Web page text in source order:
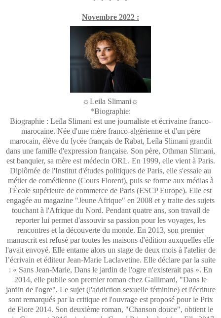
Novembre 2022 :
☼Leila Slimani☼
*Biographie:
Biographie : Leïla Slimani est une journaliste et écrivaine franco-
marocaine. Née d'une mère franco-algérienne et d'un père
marocain, élève du lycée français de Rabat, Leïla Slimani grandit
dans une famille d'expression française. Son père, Othman Slimani,
est banquier, sa mère est médecin ORL. En 1999, elle vient à Paris.
Diplômée de l'Institut d'études politiques de Paris, elle s'essaie au
métier de comédienne (Cours Florent), puis se forme aux médias à
l'École supérieure de commerce de Paris (ESCP Europe). Elle est
engagée au magazine "Jeune Afrique" en 2008 et y traite des sujets
touchant à l'Afrique du Nord. Pendant quatre ans, son travail de
reporter lui permet d'assouvir sa passion pour les voyages, les
rencontres et la découverte du monde. En 2013, son premier
manuscrit est refusé par toutes les maisons d'édition auxquelles elle
l'avait envoyé. Elle entame alors un stage de deux mois à l'atelier de
l’écrivain et éditeur Jean-Marie Laclavetine. Elle déclare par la suite
: « Sans Jean-Marie, Dans le jardin de l'ogre n'existerait pas ». En
2014, elle publie son premier roman chez Gallimard, "Dans le
jardin de l'ogre". Le sujet (l'addiction sexuelle féminine) et l'écriture
sont remarqués par la critique et l'ouvrage est proposé pour le Prix
de Flore 2014. Son deuxième roman, "Chanson douce", obtient le